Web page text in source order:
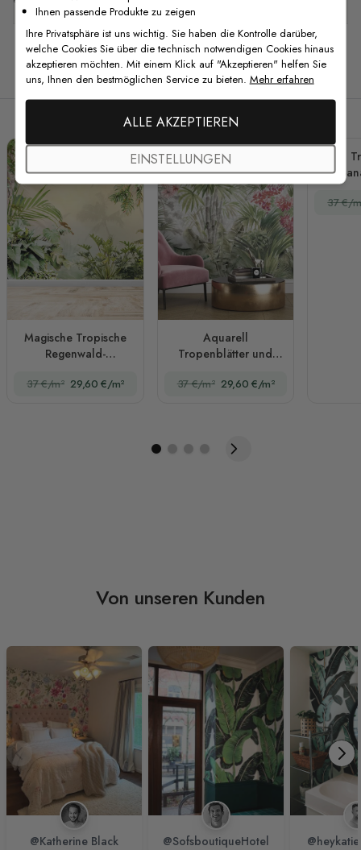
Verwandte Produkte
Magische Tropische
Regenwald-
37 €/m² 29,60 €/m²
Aquarell
Tropenblätter und
37 €/m² 29,60 €/m²
37 €/
Von unseren Kunden
@Katherine Black @SofsboutiqueHotel
Ihnen passende Produkte zu zeigen
Ihre Privatsphäre ist uns wichtig. Sie haben die Kontrolle darüber,
welche Cookies Sie über die technisch notwendigen Cookies hinaus
akzeptieren möchten. Mit einem Klick auf "Akzeptieren" helfen Sie
uns, Ihnen den bestmöglichen Service zu bieten. Mehr erfahren
ALLE AKZEPTIEREN
EINSTELLUNGEN